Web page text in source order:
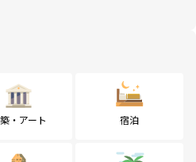
・アート 宿泊